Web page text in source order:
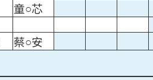
童○芯
蔡○安